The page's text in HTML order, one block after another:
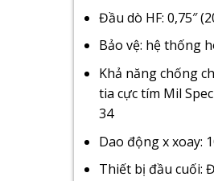
Đầu dò HF: 0,75″
Bảo vệ: hệ thống
Khả năng chống
tia cực tím Mil
34
Dao động x xoay:
Thiết bị đầu cuối: